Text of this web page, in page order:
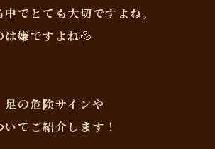
でとても大切ですよね。
嫌ですよね💦
の危険サインや
てご紹介します！